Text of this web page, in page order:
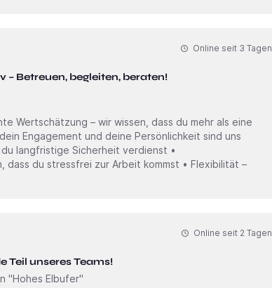
Betreuen, begleiten, beraten!
Online seit 3 Tagen
Wertschätzung – wir wissen, dass du mehr als eine
Engagement und deine Persönlichkeit sind uns
langfristige Sicherheit verdienst •
dass du stressfrei zur Arbeit kommst • Flexibilität –
unseres Teams!
"Hohes Elbufer"
Online seit 2 Tagen